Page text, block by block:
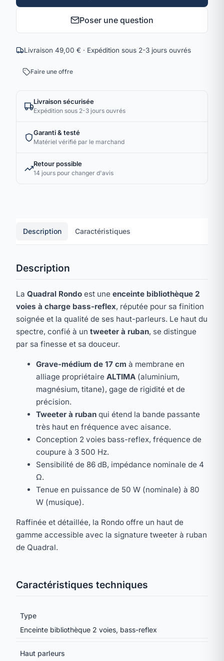
Poser une question
Livraison 49,00 € · Expédition sous 2-3 jours ouvrés
Faire une offre
Livraison sécurisée
Expédition sous 2-3 jours ouvrés
Garanti & testé
Matériel vérifié par le marchand
Retour possible
14 jours pour changer d'avis
Description Caractéristiques
Description
La Quadral Rondo est une enceinte bibliothèque 2
voies à charge bass-reflex, réputée pour sa finition
soignée et la qualité de ses haut-parleurs. Le haut du
spectre, confié à un tweeter à ruban, se distingue
par sa finesse et sa douceur.
Grave-médium de 17 cm à membrane en
alliage propriétaire ALTIMA (aluminium,
magnésium, titane), gage de rigidité et de
précision.
Tweeter à ruban qui étend la bande passante
très haut en fréquence avec aisance.
Conception 2 voies bass-reflex, fréquence de
coupure à 3 500 Hz.
Sensibilité de 86 dB, impédance nominale de 4
Ω.
Tenue en puissance de 50 W (nominale) à 80
W (musique).
Raffinée et détaillée, la Rondo offre un haut de
gamme accessible avec la signature tweeter à ruban
de Quadral.
Caractéristiques techniques
Type
Enceinte bibliothèque 2 voies, bass-reflex
Haut parleurs